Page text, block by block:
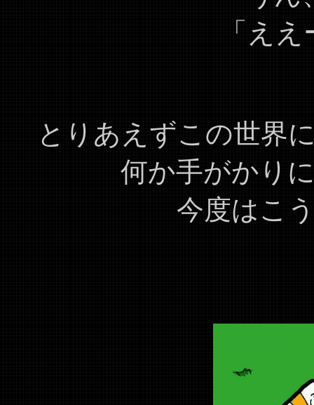
「え
とりあえずこの世界
何か手がかり
今度はこ